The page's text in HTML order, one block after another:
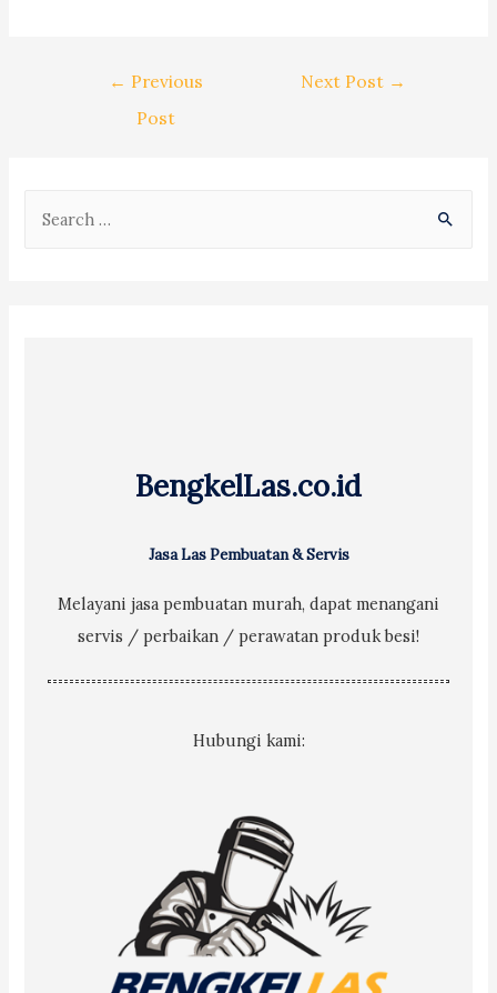
← Previous
Post
Next Post →
BengkelLas.co.id
Jasa Las Pembuatan & Servis
Melayani jasa pembuatan murah, dapat menangani
servis / perbaikan / perawatan produk besi!
Hubungi kami: